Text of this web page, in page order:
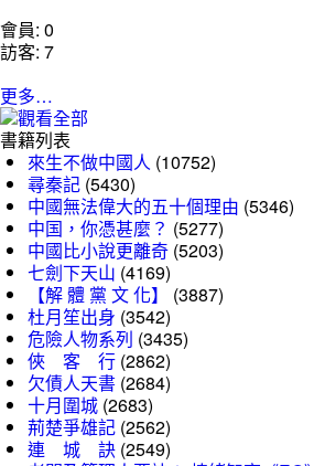
會員: 0
訪客: 7
更多…
書籍列表
來生不做中國人 (10752)
尋秦記 (5430)
中國無法偉大的五十個理由 (5346)
中国，你憑甚麼？ (5277)
中國比小說更離奇 (5203)
七劍下天山 (4169)
【解 體 黨 文 化】
(3887)
杜月笙出身 (3542)
危險人物系列 (3435)
俠 客 行 (2862)
欠債人天書 (2684)
十月圍城 (2683)
荊楚爭雄記 (2562)
連 城 訣 (2549)